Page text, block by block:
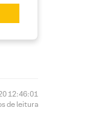
12:46:01
de leitura